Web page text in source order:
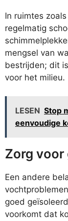
In ruimtes
regelmatig
mengsel van
bestrijden; dit
voor het milieu.
LESEN Stop
eenvoudige
Zorg
Een andere
goed
voorkomt dat